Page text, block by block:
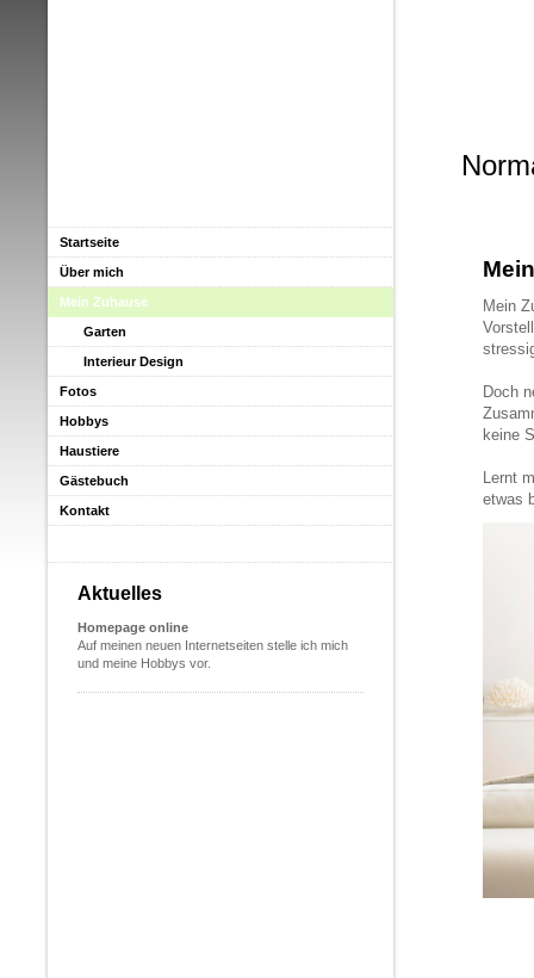
Mein
Doch
keine
Lernt
etwas
Startseite
Über mich
Mein Zuhause
Garten
Interieur Design
Fotos
Hobbys
Haustiere
Gästebuch
Kontakt
Aktuelles
Homepage online
Auf meinen neuen Internetseiten stelle ich mich
und meine Hobbys vor.